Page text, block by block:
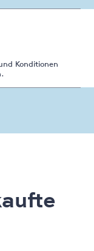
Konditionen